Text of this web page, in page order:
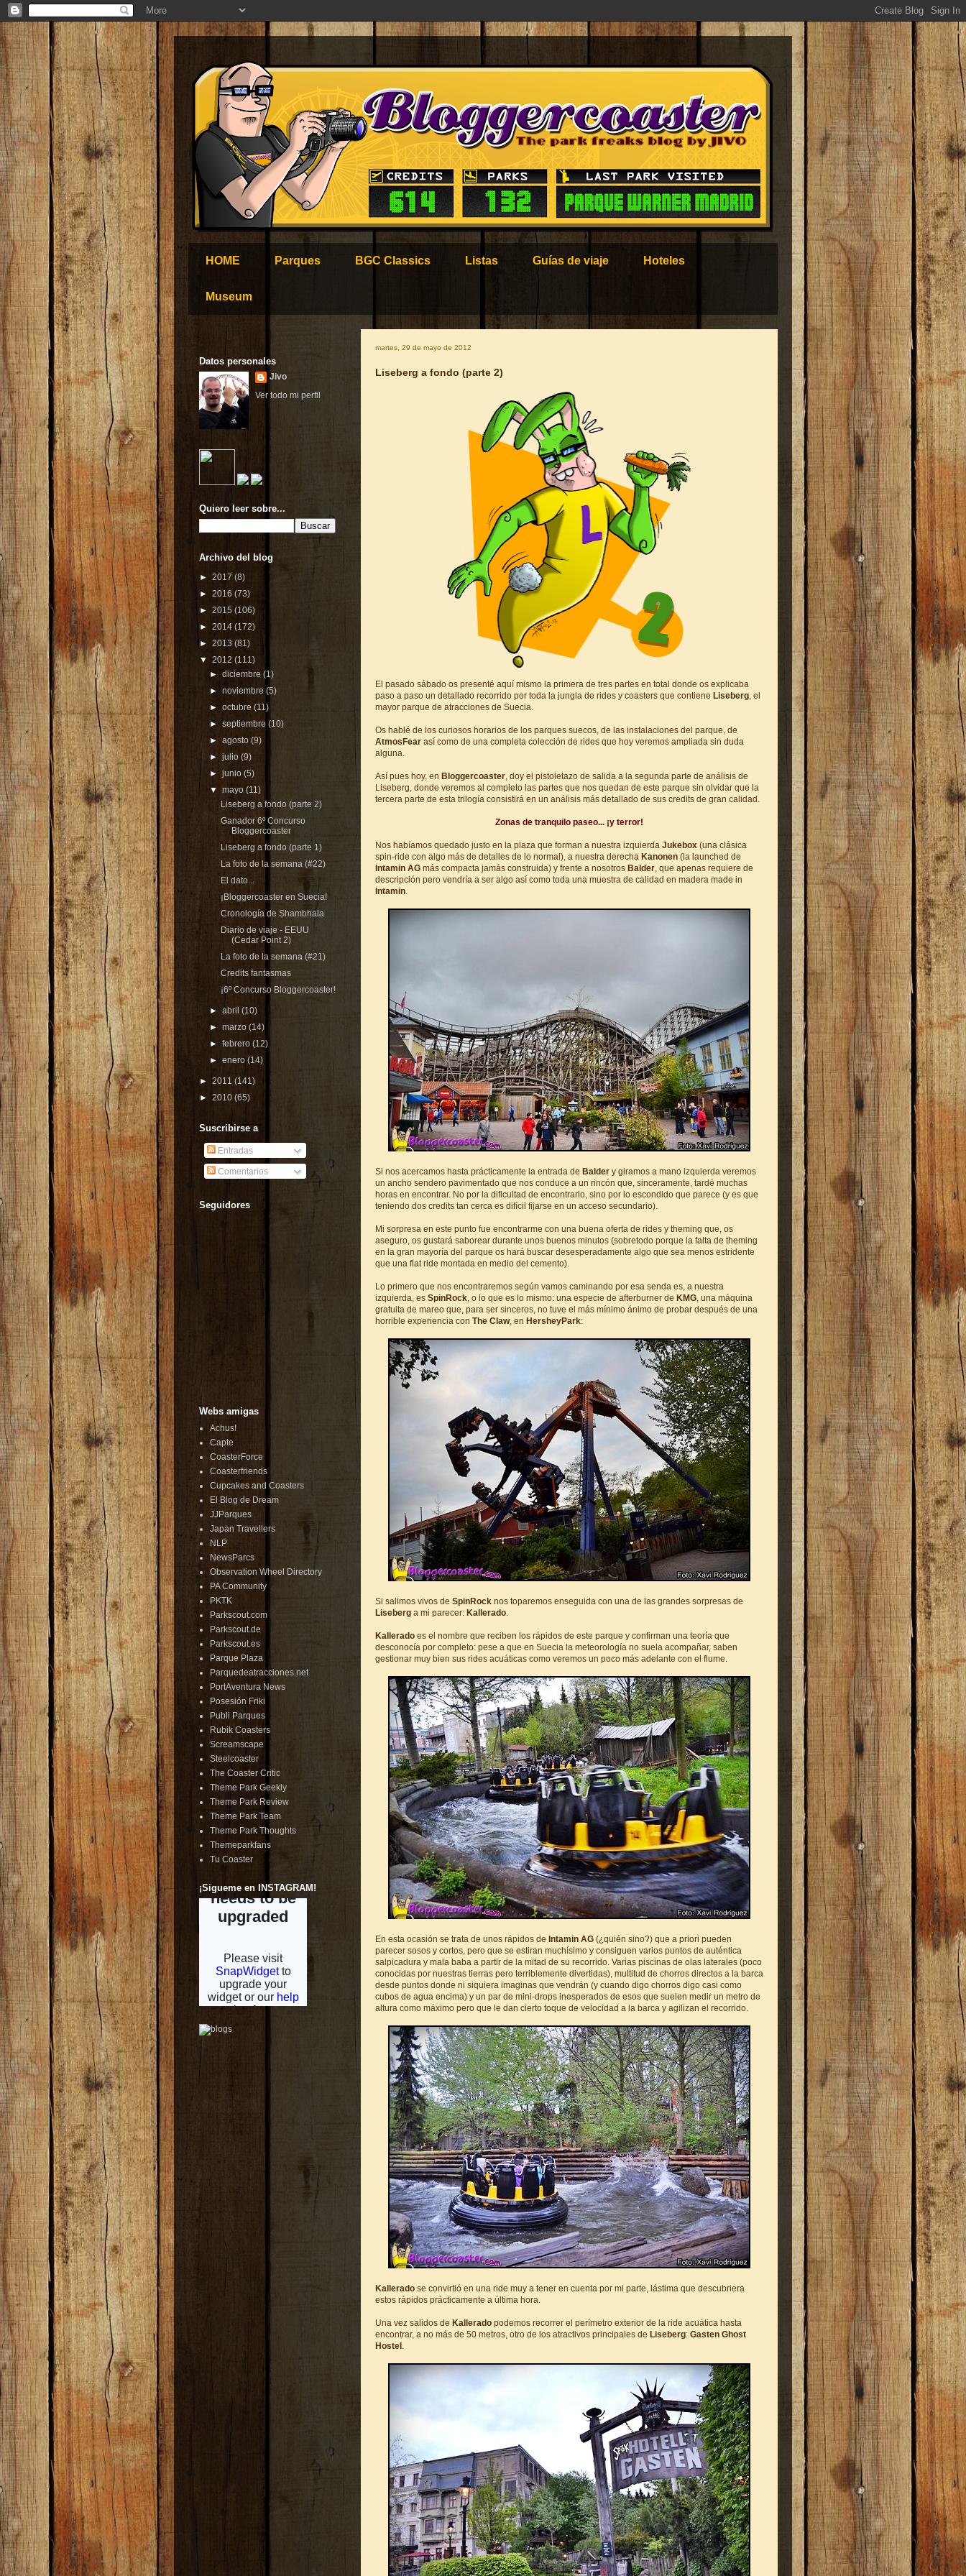
HOME Parques BGC Classics Listas Guías de viaje Hoteles
Museum
martes, 29 de mayo de 2012
Liseberg a fondo (parte 2)
El pasado sábado os presenté aquí mismo la primera de tres partes en total donde os explicaba
paso a paso un detallado recorrido por toda la jungla de rides y coasters que contiene Liseberg, el
mayor parque de atracciones de Suecia.
Os hablé de los curiosos horarios de los parques suecos, de las instalaciones del parque, de
AtmosFear así como de una completa colección de rides que hoy veremos ampliada sin duda
alguna.
Así pues hoy, en Bloggercoaster, doy el pistoletazo de salida a la segunda parte de análisis de
Liseberg, donde veremos al completo las partes que nos quedan de este parque sin olvidar que la
tercera parte de esta trilogía consistirá en un análisis más detallado de sus credits de gran calidad.
Zonas de tranquilo paseo... ¡y terror!
Nos habíamos quedado justo en la plaza que forman a nuestra izquierda Jukebox (una clásica
spin-ride con algo más de detalles de lo normal), a nuestra derecha Kanonen (la launched de
Intamin AG más compacta jamás construida) y frente a nosotros Balder, que apenas requiere de
descripción pero vendría a ser algo así como toda una muestra de calidad en madera made in
Intamin.
Si nos acercamos hasta prácticamente la entrada de Balder y giramos a mano izquierda veremos
un ancho sendero pavimentado que nos conduce a un rincón que, sinceramente, tardé muchas
horas en encontrar. No por la dificultad de encontrarlo, sino por lo escondido que parece (y es que
teniendo dos credits tan cerca es difícil fijarse en un acceso secundario).
Mi sorpresa en este punto fue encontrarme con una buena oferta de rides y theming que, os
aseguro, os gustará saborear durante unos buenos minutos (sobretodo porque la falta de theming
en la gran mayoría del parque os hará buscar desesperadamente algo que sea menos estridente
que una flat ride montada en medio del cemento).
Lo primero que nos encontraremos según vamos caminando por esa senda es, a nuestra
izquierda, es SpinRock, o lo que es lo mismo: una especie de afterburner de KMG, una máquina
gratuita de mareo que, para ser sinceros, no tuve el más mínimo ánimo de probar después de una
horrible experiencia con The Claw, en HersheyPark:
Si salimos vivos de SpinRock nos toparemos enseguida con una de las grandes sorpresas de
Liseberg a mi parecer: Kallerado.
Kallerado es el nombre que reciben los rápidos de este parque y confirman una teoría que
desconocía por completo: pese a que en Suecia la meteorología no suela acompañar, saben
gestionar muy bien sus rides acuáticas como veremos un poco más adelante con el flume.
En esta ocasión se trata de unos rápidos de Intamin AG (¿quién sino?) que a priori pueden
parecer sosos y cortos, pero que se estiran muchísimo y consiguen varios puntos de auténtica
salpicadura y mala baba a partir de la mitad de su recorrido. Varias piscinas de olas laterales (poco
conocidas por nuestras tierras pero terriblemente divertidas), multitud de chorros directos a la barca
desde puntos donde ni siquiera imaginas que vendrán (y cuando digo chorros digo casi como
cubos de agua encima) y un par de mini-drops inesperados de esos que suelen medir un metro de
altura como máximo pero que le dan cierto toque de velocidad a la barca y agilizan el recorrido.
Kallerado se convirtió en una ride muy a tener en cuenta por mi parte, lástima que descubriera
estos rápidos prácticamente a última hora.
Una vez salidos de Kallerado podemos recorrer el perímetro exterior de la ride acuática hasta
encontrar, a no más de 50 metros, otro de los atractivos principales de Liseberg: Gasten Ghost
Hostel .
Datos personales
Jivo
Ver todo mi perfil
Quiero leer sobre...
Archivo del blog
► 2017 (8)
► 2016 (73)
► 2015 (106)
► 2014 (172)
► 2013 (81)
▼ 2012 (111)
►diciembre(1)
►noviembre(5)
►octubre(11)
►septiembre(10)
►agosto(9)
►julio(9)
►junio(5)
▼mayo(11)
Liseberg a fondo (parte 2)
Ganador 6º Concurso
Bloggercoaster
Liseberg a fondo (parte 1)
La foto de la semana (#22)
El dato...
¡Bloggercoaster en Suecia!
Cronología de Shambhala
Diario de viaje - EEUU
(Cedar Point 2)
La foto de la semana (#21)
Credits fantasmas
¡6º Concurso Bloggercoaster!
►abril(10)
►marzo(14)
►febrero(12)
►enero(14)
► 2011 (141)
► 2010 (65)
Suscribirse a
Entradas
Comentarios
Seguidores
Webs amigas
Achus!
Capte
CoasterForce
Coasterfriends
Cupcakes and Coasters
El Blog de Dream
JJParques
Japan Travellers
NLP
NewsParcs
Observation Wheel Directory
PA Community
PKTK
Parkscout.com
Parkscout.de
Parkscout.es
Parque Plaza
Parquedeatracciones.net
PortAventura News
Posesión Friki
Publi Parques
Rubik Coasters
Screamscape
Steelcoaster
The Coaster Critic
Theme Park Geekly
Theme Park Review
Theme Park Team
Theme Park Thoughts
Themeparkfans
Tu Coaster
¡Sigueme en INSTAGRAM!